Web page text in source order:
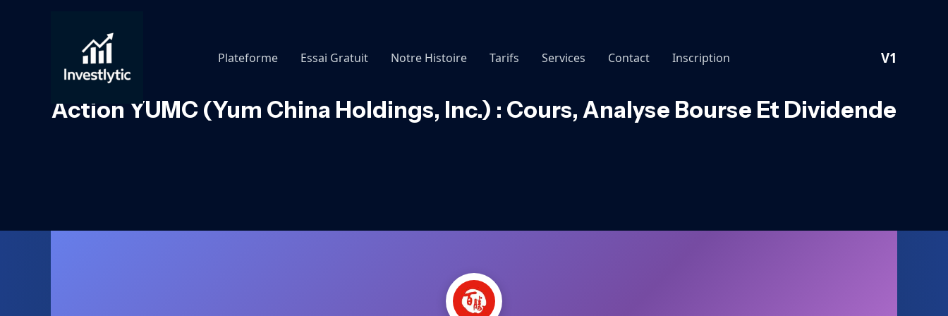
Plateforme
Essai Gratuit Notre Histoire Tarifs Services Contact Inscription V1
Action YUMC (Yum China Holdings, Inc.) : Cours, Analyse Bourse Et Dividende